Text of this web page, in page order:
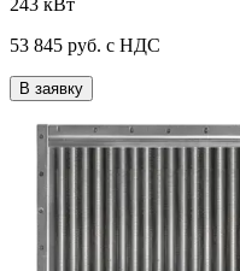
53 845 руб. с НДС
В заявку